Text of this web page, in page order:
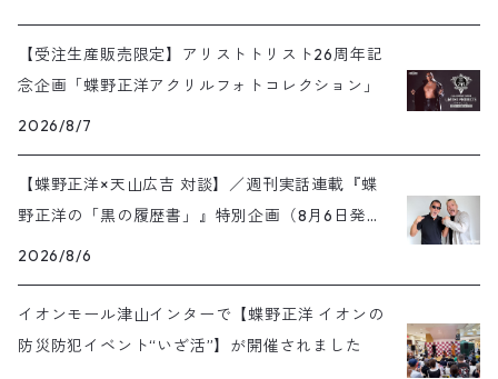
【受注生産販売限定】アリストトリスト26周年記
念企画「蝶野正洋アクリルフォトコレクション」
2026/8/7
【蝶野正洋×天山広吉 対談】／週刊実話連載『蝶
野正洋の「黒の履歴書」』特別企画（8月6日発売
号）
2026/8/6
イオンモール津山インターで【蝶野正洋 イオンの
防災防犯イベント“いざ活”】が開催されました